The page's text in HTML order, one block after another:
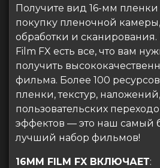
Получите вид 16-мм пленки
покупку пленочной
обработки и сканирования.
Film FX есть все, что вам
получить
фильма. Более 100
пленки, текстур,
пользовательских
эффектов — это наш самый
лучший набор фильмов!
16MM FILM FX ВКЛЮЧАЕТ: